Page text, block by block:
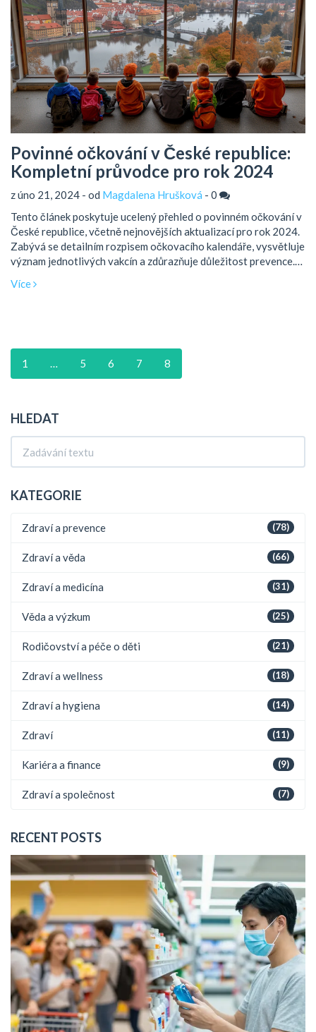
Povinné očkování v České republice:
Kompletní průvodce pro rok 2024
z úno 21, 2024 - od Magdalena Hrušková - 0
Tento článek poskytuje ucelený přehled o povinném očkování v
České republice, včetně nejnovějších aktualizací pro rok 2024.
Zabývá se detailním rozpisem očkovacího kalendáře, vysvětluje
význam jednotlivých vakcín a zdůrazňuje důležitost prevence.
považovány za povinné, proč je očkování klíčové pro veřejné
Více
1 … 5 6 7 8
HLEDAT
KATEGORIE
(78)
Zdraví a prevence
(66)
Zdraví a věda
(31)
Zdraví a medicína
(25)
Věda a výzkum
(21)
Rodičovství a péče o děti
(18)
Zdraví a wellness
(14)
Zdraví a hygiena
(11)
Zdraví
(9)
Kariéra a finance
(7)
Zdraví a společnost
RECENT POSTS